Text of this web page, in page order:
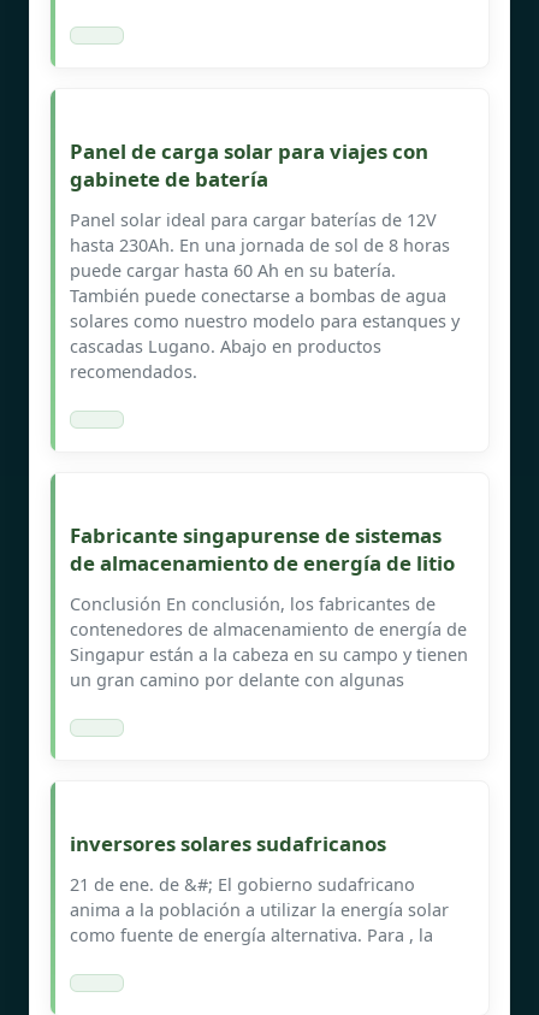
Panel de carga solar para viajes con
gabinete de batería
Panel solar ideal para cargar baterías de 12V
hasta 230Ah. En una jornada de sol de 8 horas
puede cargar hasta 60 Ah en su batería.
También puede conectarse a bombas de agua
solares como nuestro modelo para estanques y
cascadas Lugano. Abajo en productos
recomendados.
Fabricante singapurense de sistemas
de almacenamiento de energía de litio
Conclusión En conclusión, los fabricantes de
contenedores de almacenamiento de energía de
Singapur están a la cabeza en su campo y tienen
un gran camino por delante con algunas
inversores solares sudafricanos
21 de ene. de &#; El gobierno sudafricano
anima a la población a utilizar la energía solar
como fuente de energía alternativa. Para , la